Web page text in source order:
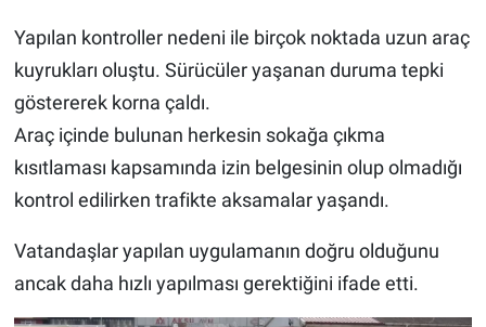
Yapılan kontroller nedeni ile birçok noktada uzun araç
kuyrukları oluştu. Sürücüler yaşanan duruma tepki
göstererek korna çaldı.
Araç içinde bulunan herkesin sokağa çıkma
kısıtlaması kapsamında izin belgesinin olup olmadığı
kontrol edilirken trafikte aksamalar yaşandı.
Vatandaşlar yapılan uygulamanın doğru olduğunu
ancak daha hızlı yapılması gerektiğini ifade etti.